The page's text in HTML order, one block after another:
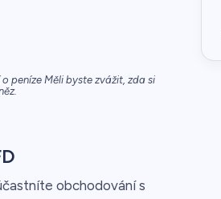
peníze Měli byste zvážit, zda si
obchodování s